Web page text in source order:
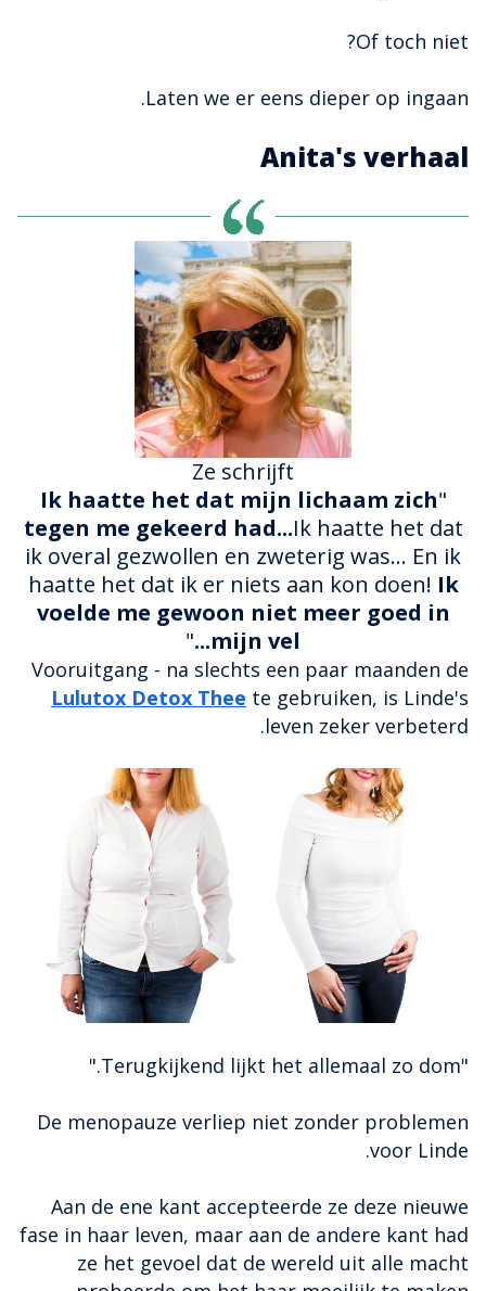
Of toch niet?
Laten we er eens dieper op ingaan.
Anita's verhaal
Ze schrijft
"
Ik haatte het dat mijn lichaam zich
tegen me gekeerd had...Ik haatte het dat
ik overal gezwollen en zweterig was... En ik
haatte het dat ik er niets aan kon doen! Ik
voelde me gewoon niet meer goed in
mijn vel...
"
Vooruitgang - na slechts een paar maanden de
Lulutox Detox Thee te gebruiken, is Linde's
leven zeker verbeterd.
"Terugkijkend lijkt het allemaal zo dom."
De menopauze verliep niet zonder problemen
voor Linde.
Aan de ene kant accepteerde ze deze nieuwe
fase in haar leven, maar aan de andere kant had
ze het gevoel dat de wereld uit alle macht